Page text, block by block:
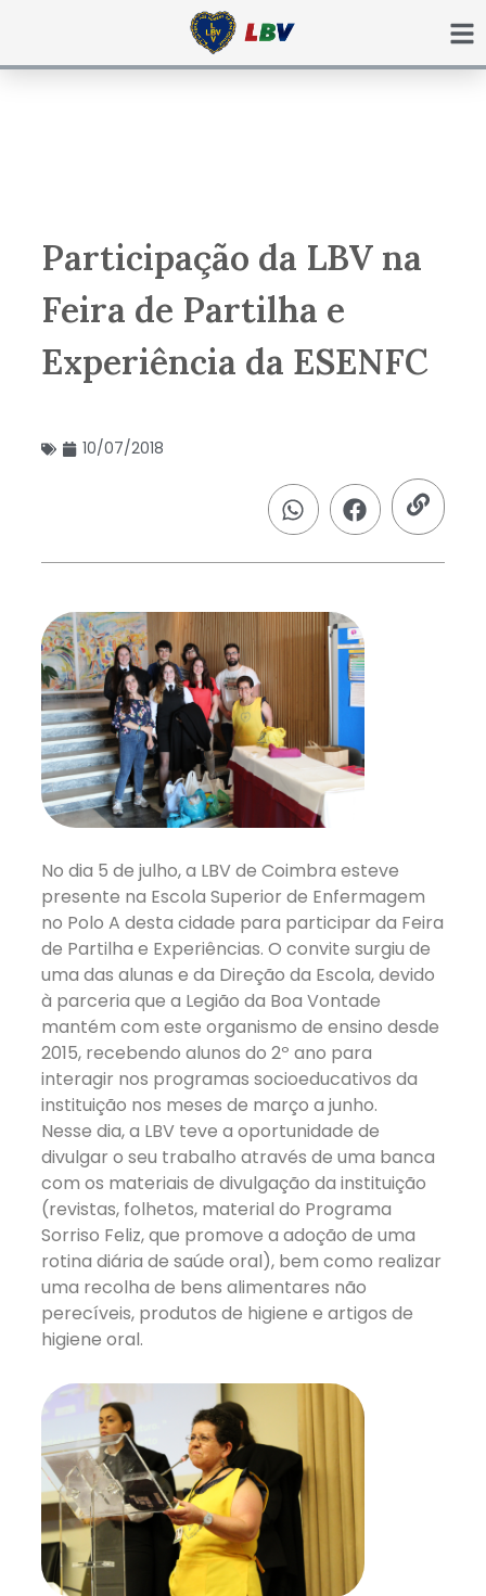
Participação da LBV na
Feira de Partilha e
Experiência da ESENFC
10/07/2018
No dia 5 de julho, a LBV de Coimbra esteve
presente na Escola Superior de Enfermagem
no Polo A desta cidade para participar da Feira
de Partilha e Experiências. O convite surgiu de
uma das alunas e da Direção da Escola, devido
à parceria que a Legião da Boa Vontade
mantém com este organismo de ensino desde
2015, recebendo alunos do 2º ano para
interagir nos programas socioeducativos da
instituição nos meses de março a junho.
Nesse dia, a LBV teve a oportunidade de
divulgar o seu trabalho através de uma banca
com os materiais de divulgação da instituição
(revistas, folhetos, material do Programa
Sorriso Feliz, que promove a adoção de uma
rotina diária de saúde oral), bem como realizar
uma recolha de bens alimentares não
perecíveis, produtos de higiene e artigos de
higiene oral.